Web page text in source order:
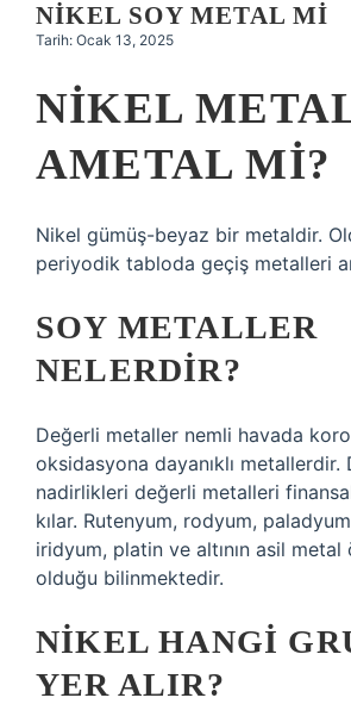
Hakkımızda
NIKEL SOY METAL MI
Tarih: Ocak 13, 2025
NIKEL
AMETAL MI?
Nikel gümüş-beyaz bir metaldir.
periyodik tabloda geçiş metalleri
SOY METALLER
NELERDIR?
Değerli metaller nemli havada
oksidasyona dayanıklı metallerdir.
nadirlikleri değerli metalleri
kılar. Rutenyum, rodyum,
iridyum, platin ve altının asil metal
olduğu bilinmektedir.
NIKEL HANGI
YER ALIR?